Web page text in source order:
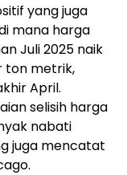
yang juga
mana harga
Juli 2025 naik
ton metrik,
April.
selisih harga
nabati
juga mencatat